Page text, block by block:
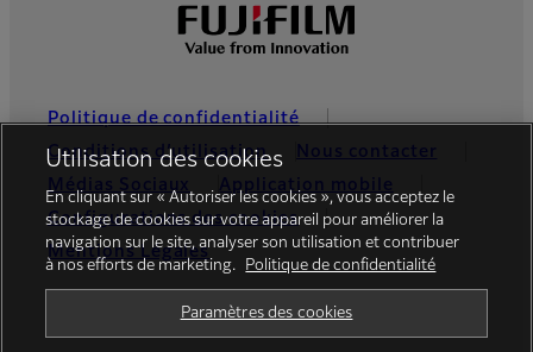
Politique de confidentialité
Conditions d’utilisation
Nous contacter
Médias Sociaux
Application mobile
Configurations des cookies
Mentions Légales
Global site
Utilisation des cookies
En cliquant sur « Autoriser les cookies », vous acceptez le
stockage de cookies sur votre appareil pour améliorer la
navigation sur le site, analyser son utilisation et contribuer
à nos efforts de marketing.
Politique de confidentialité
Paramètres des cookies